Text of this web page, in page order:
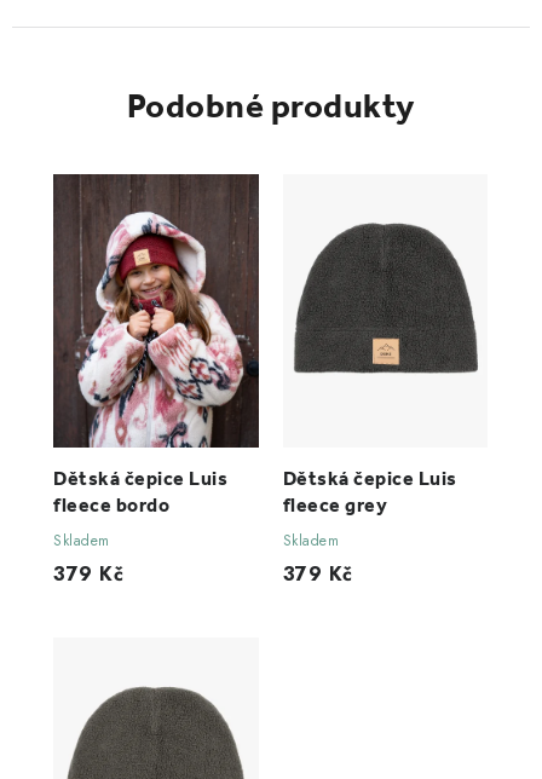
Podobné produkty
Dětská čepice Luis
fleece bordo
Skladem
379 Kč
Dětská čepice Luis
fleece grey
Skladem
379 Kč